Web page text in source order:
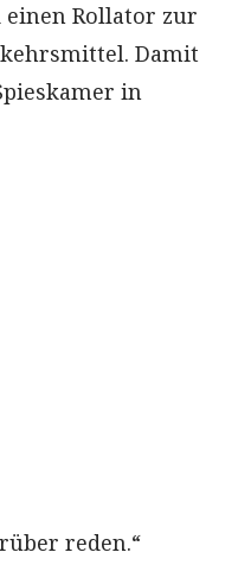
Rollator zur
Damit
in
reden.“